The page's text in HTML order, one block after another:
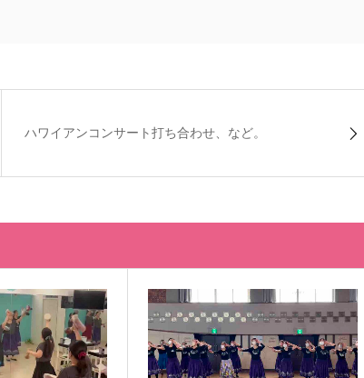
ハワイアンコンサート打ち合わせ、など。